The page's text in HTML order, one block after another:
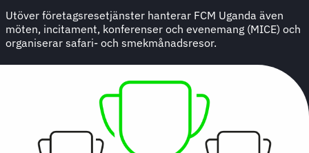
Utöver företagsresetjänster hanterar FCM Uganda även
möten, incitament, konferenser och evenemang (MICE) och
organiserar safari- och smekmånadsresor.